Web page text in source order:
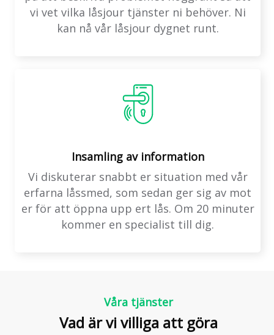
vi vet vilka låsjour tjänster ni behöver. Ni
kan nå vår låsjour dygnet runt.
Insamling av information
Vi diskuterar snabbt er situation med vår
erfarna låssmed, som sedan ger sig av mot
er för att öppna upp ert lås. Om 20 minuter
kommer en specialist till dig.
Våra tjänster
Vad är vi villiga att göra